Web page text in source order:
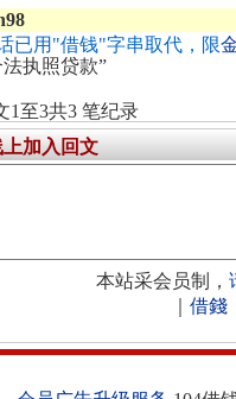
已用"借钱"字串取代，限
法执照贷款”
1至3共3 笔纪录
上加入回文
本站采会员制，
借錢